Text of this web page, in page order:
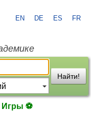
EN DE ES FR
Найти!
Игры ⚽